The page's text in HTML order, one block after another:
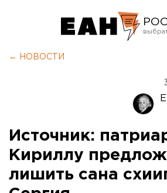
← НОВОСТИ
Источник:
Кириллу
лишить сана